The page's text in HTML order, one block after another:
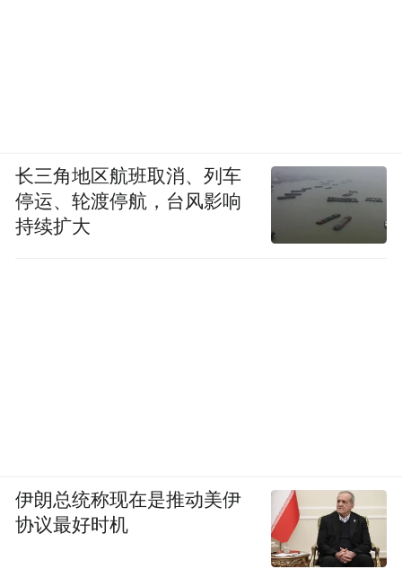
频)为凤凰网旗下自媒体平台“大风号”用户上传并发
布，本平台仅提供信息存储空间服务。
Notice: The content above (including the videos,
pictures and audios if any) is uploaded and posted
by the user of Dafeng Hao, which is a social media
长三角地区航班取消、列车
停运、轮渡停航，台风影响
持续扩大
伊朗总统称现在是推动美伊
协议最好时机